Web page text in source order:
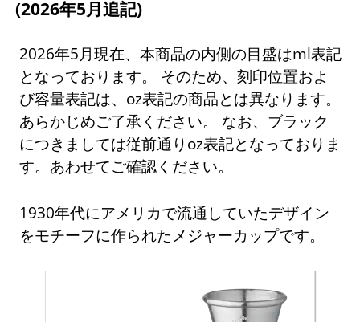
(2026年5月追記)
2026年5月現在、本商品の内側の目盛はml表記
となっております。 そのため、刻印位置およ
び容量表記は、oz表記の商品とは異なります。
あらかじめご了承ください。 なお、ブラック
につきましては従前通りoz表記となっておりま
す。あわせてご確認ください。
1930年代にアメリカで流通していたデザイン
をモチーフに作られたメジャーカップです。